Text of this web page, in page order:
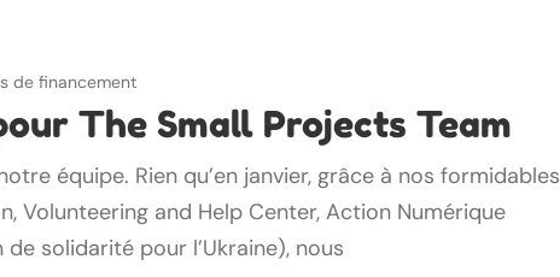
de financement
The Small Projects Team
équipe. Rien qu’en janvier, grâce à nos formidables
Volunteering and Help Center, Action Numérique
solidarité pour l’Ukraine), nous